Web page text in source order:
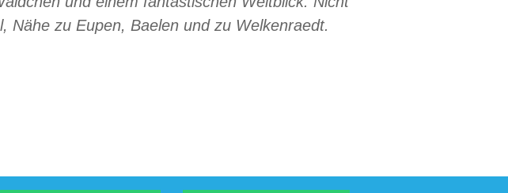
Nähe zu Eupen, Baelen und zu Welkenraedt.